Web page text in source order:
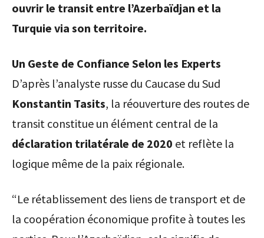
ouvrir le transit entre l’Azerbaïdjan et la
Turquie via son territoire.
Un Geste de Confiance Selon les Experts
D’après l’analyste russe du Caucase du Sud
Konstantin Tasits, la réouverture des routes de
transit constitue un élément central de la
déclaration trilatérale de 2020 et reflète la
logique même de la paix régionale.
“Le rétablissement des liens de transport et de
la coopération économique profite à toutes les